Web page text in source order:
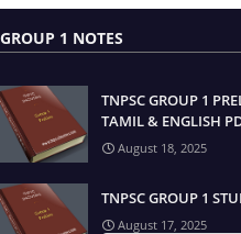
GROUP 1 NOTES
TNPSC GROUP 1
TAMIL & ENGLISH
August 18, 2025
TNPSC GROUP 1
August 17, 2025